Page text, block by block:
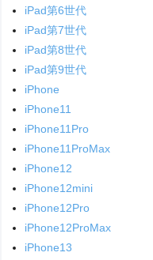
iPad第6世代
iPad第7世代
iPad第8世代
iPad第9世代
iPhone
iPhone11
iPhone11Pro
iPhone11ProMax
iPhone12
iPhone12mini
iPhone12Pro
iPhone12ProMax
iPhone13